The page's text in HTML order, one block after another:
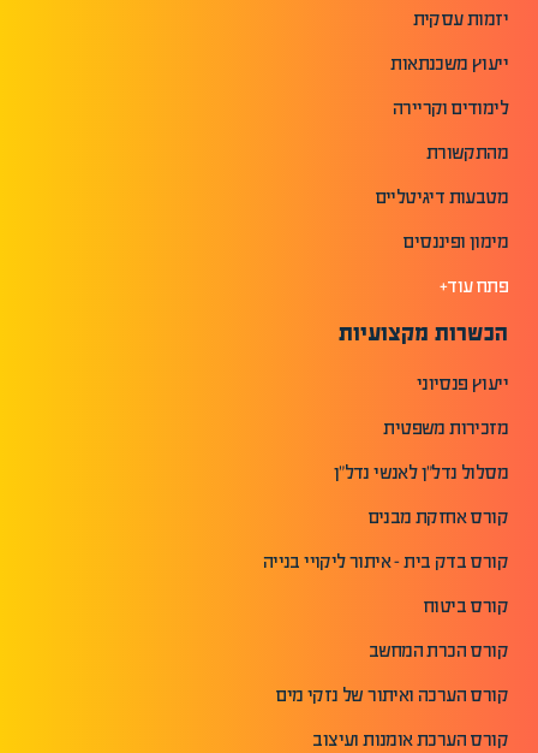
יזמות עסקית
ייעוץ משכנתאות
לימודים וקריירה
מהתקשורת
מטבעות דיגיטליים
מימון ופיננסים
פתח עוד+
הכשרות מקצועיות
ייעוץ פנסיוני
מזכירות משפטית
מסלול נדל"ן לאנשי נדל"ן
קורס אחזקת מבנים
קורס בדק בית - איתור ליקויי בנייה
קורס ביטוח
קורס הכרת המחשב
קורס הערכה ואיתור של נזקי מים
קורס הערכת אומנות ועיצוב